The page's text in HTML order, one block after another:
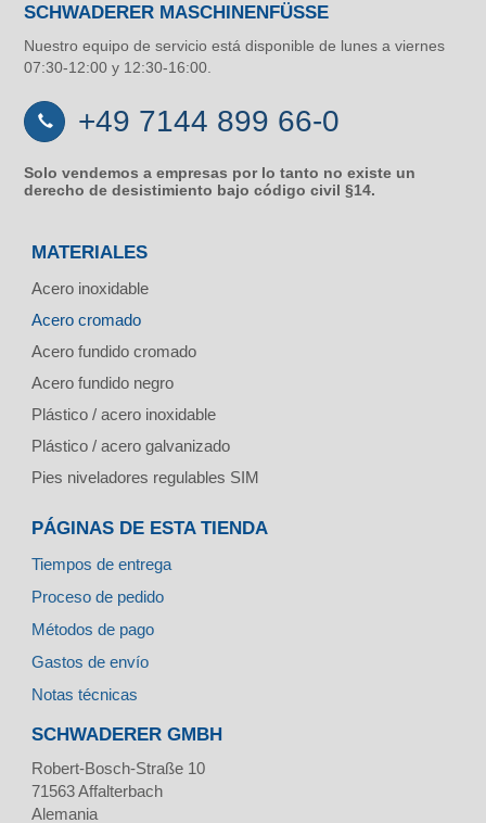
SCHWADERER MASCHINENFÜSSE
Nuestro equipo de servicio está disponible de lunes a viernes
07:30-12:00 y 12:30-16:00.
+49 7144 899 66-0
Solo vendemos a empresas por lo tanto no existe un
derecho de desistimiento bajo código civil §14.
MATERIALES
Acero inoxidable
Acero cromado
Acero fundido cromado
Acero fundido negro
Plástico / acero inoxidable
Plástico / acero galvanizado
Pies niveladores regulables SIM
PÁGINAS DE ESTA TIENDA
Tiempos de entrega
Proceso de pedido
Métodos de pago
Gastos de envío
Notas técnicas
SCHWADERER GMBH
Robert-Bosch-Straße 10
71563Affalterbach
Alemania